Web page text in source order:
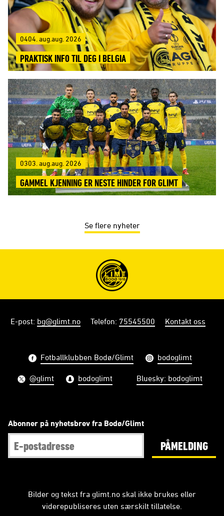
0404. aug.aug. 2026
PRAKTISK INFO TIL DEG I BELGIA
0303. aug.aug. 2026
GAMMEL KJENNING ER NESTE HINDER FOR GLIMT
Se flere nyheter
E-post: bg@glimt.no Telefon: 75545500 Kontakt oss
Fotballklubben Bodø/Glimt bodoglimt
@glimt bodoglimt Bluesky: bodoglimt
Abonner på nyhetsbrev fra Bodø/Glimt
PÅMELDING
Bilder og tekst fra glimt.no skal ikke brukes eller
viderepubliseres uten særskilt tillatelse.